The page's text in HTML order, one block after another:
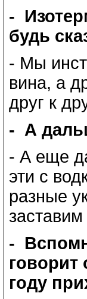
-
будь
- Мы
вина, а
друг к
- А
- А еще
эти с
разные
-
году